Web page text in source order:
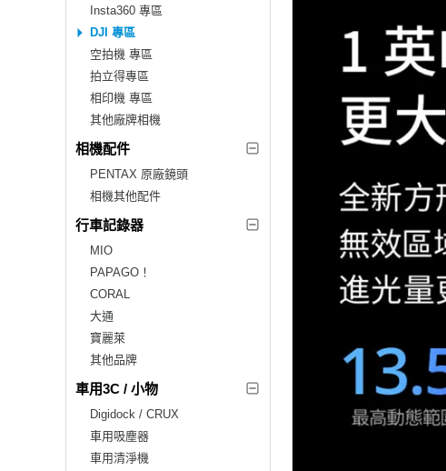
Insta360 專區
DJI 專區
空拍機 專區
拍立得專區
相印機 專區
其他廠牌相機
相機配件
PENTAX 原廠鏡頭
相機其他配件
行車記錄器
MIO
PAPAGO！
CORAL
大通
寶麗萊
其他品牌
車用3C / 小物
Digidock / CRUX
車用吸塵器
車用清淨機